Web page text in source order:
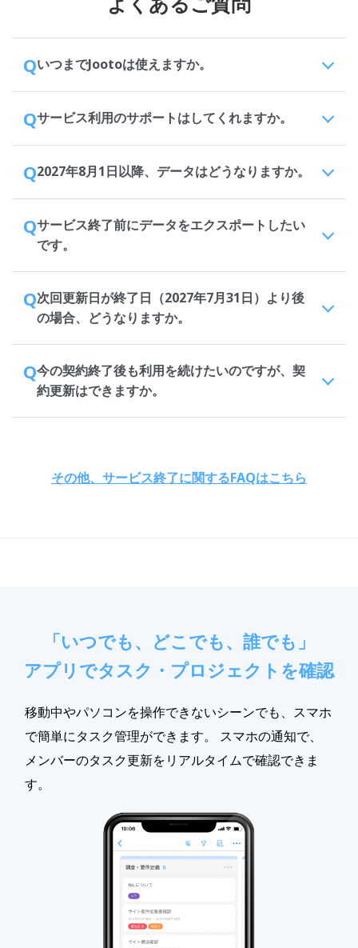
QいつまでJootoは使えますか。
Qサービス利用のサポートはしてくれますか。
Q2027年8月1日以降、データはどうなりますか。
Qサービス終了前にデータをエクスポートしたい
です。
Q次回更新日が終了日（2027年7月31日）より後
の場合、どうなりますか。
Q今の契約終了後も利用を続けたいのですが、契
約更新はできますか。
その他、サービス終了に関するFAQはこちら
「いつでも、どこでも、誰でも」
アプリでタスク・プロジェクトを確認
移動中やパソコンを操作できないシーンでも、スマホ
で簡単にタスク管理ができます。 スマホの通知で、
メンバーのタスク更新をリアルタイムで確認できま
す。